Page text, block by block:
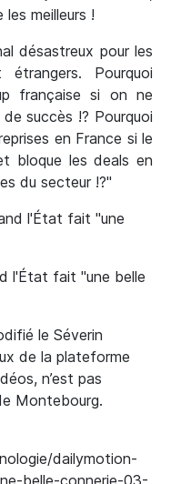
meilleurs !
désastreux pour les
Pourquoi
française si on ne
succès !? Pourquoi
en France si le
bloque les deals en
du secteur !?"
l'État fait "une belle
le Séverin
de la plateforme
n’est pas
Montebourg.
dailymotion-
belle-connerie-03-